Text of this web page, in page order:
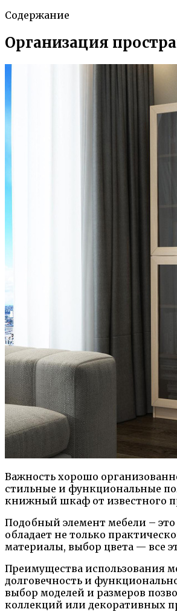
Содержание
Организация
Важность хорошо
стильные и функциональные
книжный шкаф от известного
Подобный элемент мебели –
обладает не только
материалы, выбор цвета — все
Преимущества использования
долговечность и
выбор моделей и размеров
коллекций или декоративных